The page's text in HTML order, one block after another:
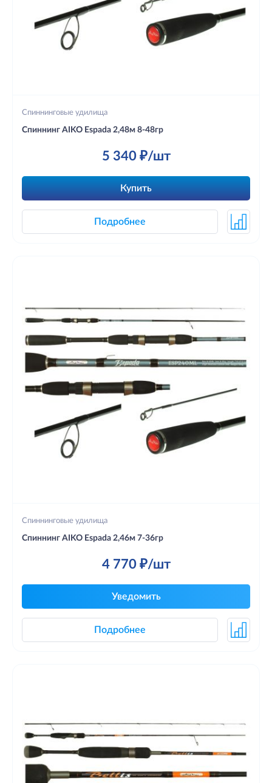
Спиннинговые удилища
Спиннинг AIKO Espada 2,48м 8-48гр
5 340 ₽/шт
Купить
Подробнее
Спиннинговые удилища
Спиннинг AIKO Espada 2,46м 7-36гр
4 770 ₽/шт
Уведомить
Подробнее